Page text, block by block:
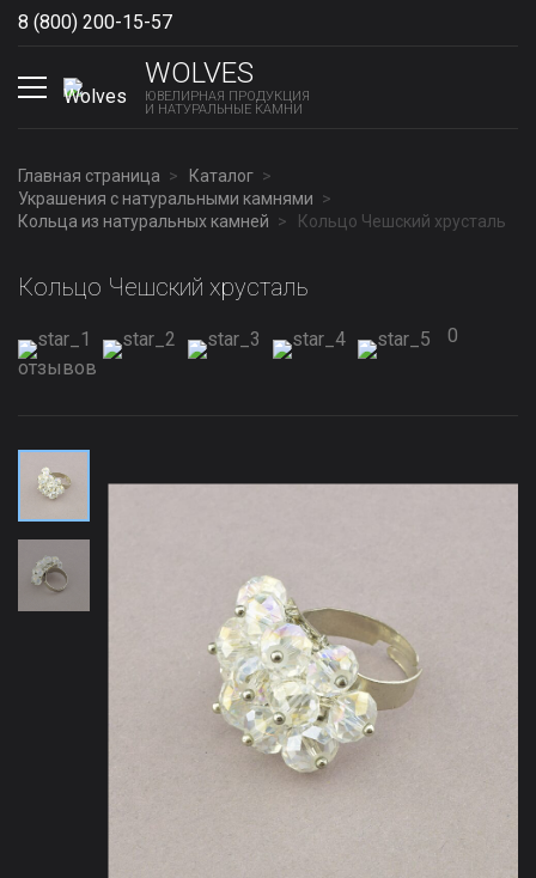
8 (800) 200-15-57
WOLVES
ЮВЕЛИРНАЯ ПРОДУКЦИЯ
И НАТУРАЛЬНЫЕ КАМНИ
Главная страница
Каталог
Украшения с натуральными камнями
Кольца из натуральных камней
Кольцо Чешский хрусталь
Кольцо Чешский хрусталь
0
отзывов